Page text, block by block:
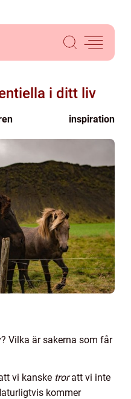
i ditt liv
inspiration
Vilka är sakerna som får
vi kanske troratt vi inte
kommer